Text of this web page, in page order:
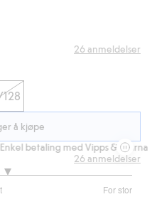
26 anmeldelser
å kjøpe
betaling med Vipps & Klarna
For stor
26 anmeldelser